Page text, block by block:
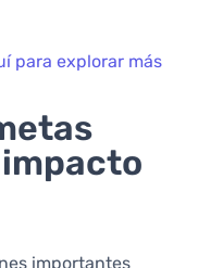
para explorar más
importantes